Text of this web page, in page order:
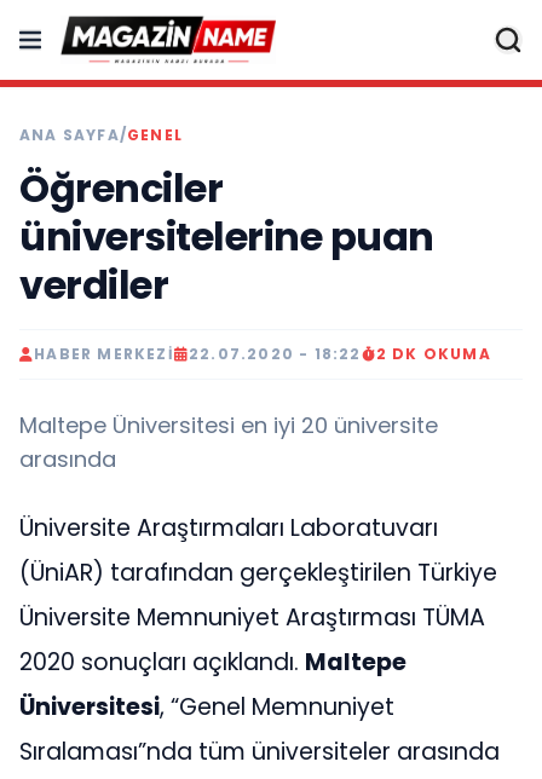
ANA SAYFA/GENEL
Öğrenciler
üniversitelerine puan
verdiler
HABER MERKEZI 22.07.2020 - 18:22 2 DK OKUMA
Maltepe Üniversitesi en iyi 20 üniversite
arasında
Üniversite Araştırmaları Laboratuvarı
(ÜniAR) tarafından gerçekleştirilen Türkiye
Üniversite Memnuniyet Araştırması TÜMA
2020 sonuçları açıklandı. Maltepe
Üniversitesi, “Genel Memnuniyet
Sıralaması”nda tüm üniversiteler arasında